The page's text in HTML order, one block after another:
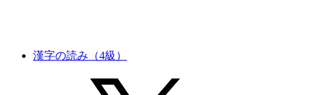
漢字の読み（4級）